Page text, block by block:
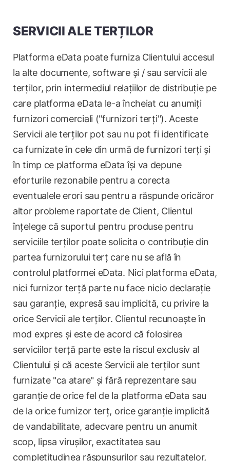
SERVICII ALE TERȚILOR
Platforma eData poate furniza Clientului accesul
la alte documente, software și / sau servicii ale
terților, prin intermediul relațiilor de distribuție pe
care platforma eData le-a încheiat cu anumiți
furnizori comerciali ("furnizori terți"). Aceste
Servicii ale terților pot sau nu pot fi identificate
ca furnizate în cele din urmă de furnizori terți și
în timp ce platforma eData își va depune
eforturile rezonabile pentru a corecta
eventualele erori sau pentru a răspunde oricăror
altor probleme raportate de Client, Clientul
înțelege că suportul pentru produse pentru
serviciile terților poate solicita o contribuție din
partea furnizorului terț care nu se află în
controlul platformei eData. Nici platforma eData,
nici furnizor terță parte nu face nicio declarație
sau garanție, expresă sau implicită, cu privire la
orice Servicii ale terților. Clientul recunoaște în
mod expres și este de acord că folosirea
serviciilor terță parte este la riscul exclusiv al
Clientului și că aceste Servicii ale terților sunt
furnizate "ca atare" și fără reprezentare sau
garanție de orice fel de la platforma eData sau
de la orice furnizor terț, orice garanție implicită
de vandabilitate, adecvare pentru un anumit
scop, lipsa virușilor, exactitatea sau
completitudinea răspunsurilor sau rezultatelor,